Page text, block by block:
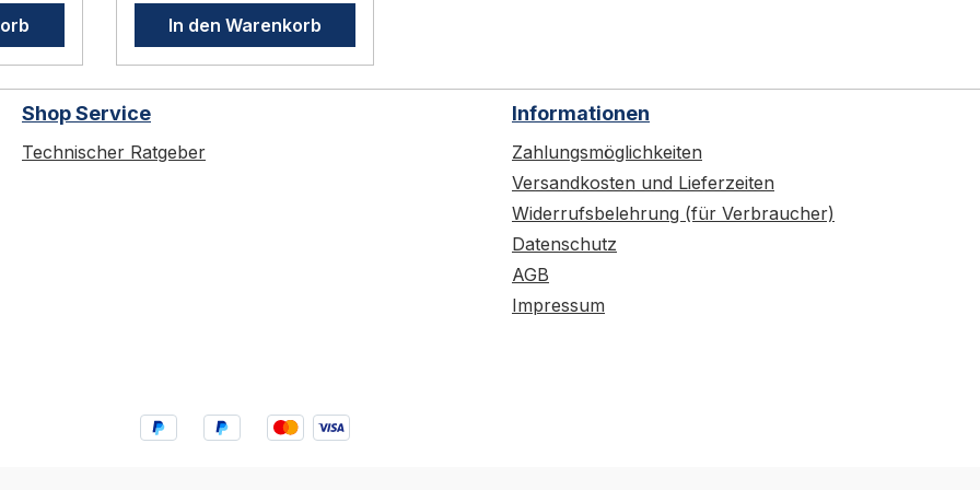
Industrie und Gewerbe.
Optischer Rauchschalter
nach EN 54-7 für
Feststellanlagen Weltweit
meistverkaufter Schalter
dieser Art – in allen DIBt-
Bauartgenehmigungen
143 W / 143 UH – je nach
In den Warenkorb
Shop Service
Technischer Ratgeber
Informationen
Zahlungsmöglichkeiten
Versandkosten und Lieferzeiten
Widerrufsbelehrung (für Verbraucher)
Datenschutz
AGB
Impressum